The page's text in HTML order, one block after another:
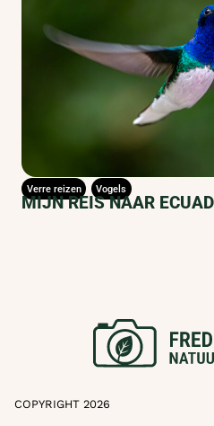
Verre reizen Vogels
MIJN REIS NAAR
COPYRIGHT 2026